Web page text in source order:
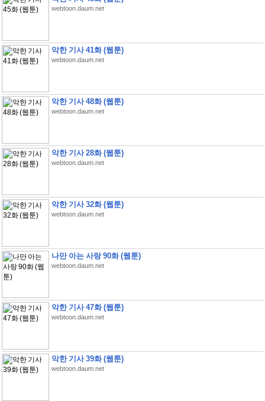
webtoon.daum.net
악한 기사 41화 (웹툰)
webtoon.daum.net
악한 기사 48화 (웹툰)
webtoon.daum.net
악한 기사 28화 (웹툰)
webtoon.daum.net
악한 기사 32화 (웹툰)
webtoon.daum.net
나만 아는 사랑 90화 (웹툰)
webtoon.daum.net
악한 기사 47화 (웹툰)
webtoon.daum.net
악한 기사 39화 (웹툰)
webtoon.daum.net